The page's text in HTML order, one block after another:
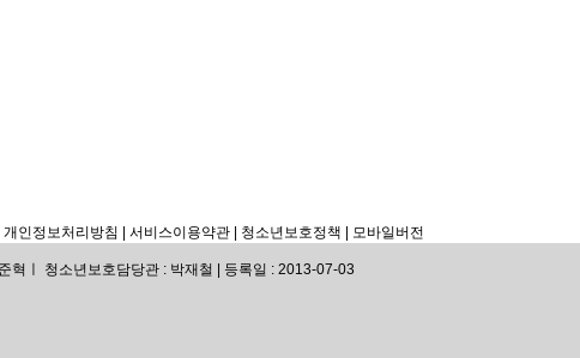
| 개인정보처리방침 | 서비스이용약관 | 청소년보호정책 | 모바일버전
혁ㅣ 청소년보호담당관 : 박재철 | 등록일 : 2013-07-03